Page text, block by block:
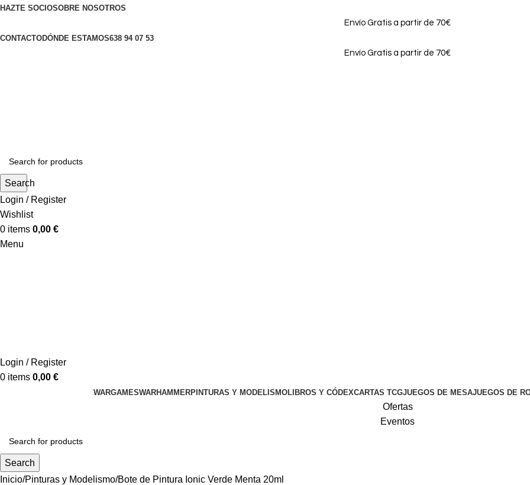
HAZTE SOCIOSOBRE NOSOTROS
Envío Gratis a partir de 70€
CONTACTODÓNDE ESTAMOS638 94 07 53
Envío Gratis a partir de 70€
Search
Login / Register
Wishlist
0 items 0,00 €
Menu
Login / Register
0 items 0,00 €
WARGAMESWARHAMMERPINTURAS Y MODELISMOLIBROS Y CÓDEXCARTAS TCGJUEGOS DE MESAJUEGOS DE
Ofertas
Eventos
Search
Inicio Pinturas y Modelismo Bote de Pintura Ionic Verde Menta 20ml